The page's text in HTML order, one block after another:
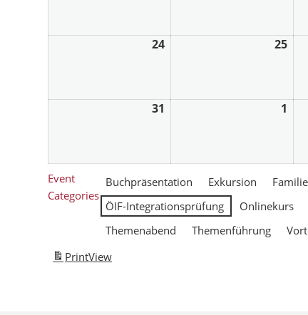
24 25
31 1
Event
Categories
Buchpräsentation Exkursion
ÖIF-Integrationsprüfung
Onlinekurs
Themenabend
Themenführung
PrintView